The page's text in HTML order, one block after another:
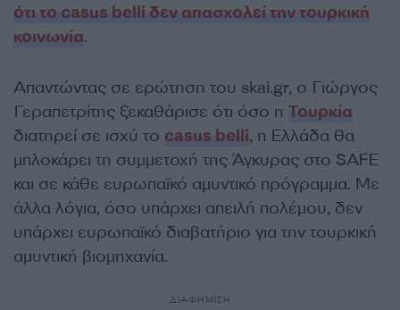
ότι το casus belli δεν απασχολεί την τουρκική
κοινωνία.
Απαντώντας σε ερώτηση του skai.gr, ο Γιώργος
Γεραπετρίτης ξεκαθάρισε ότι όσο η Τουρκία
διατηρεί σε ισχύ το casus belli, η Ελλάδα θα
μπλοκάρει τη συμμετοχή της Άγκυρας στο SAFE
και σε κάθε ευρωπαϊκό αμυντικό πρόγραμμα. Με
άλλα λόγια, όσο υπάρχει απειλή πολέμου, δεν
υπάρχει ευρωπαϊκό διαβατήριο για την τουρκική
αμυντική βιομηχανία.
ΔΙΑΦΗΜΙΣΗ